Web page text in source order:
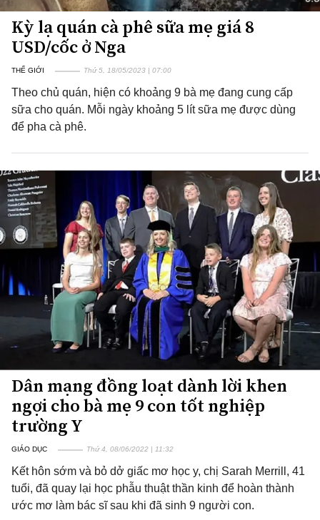
Kỳ lạ quán cà phê sữa mẹ giá 8
USD/cốc ở Nga
THẾ GIỚI Thứ 5, 18/05/2023 | 07:00
Theo chủ quán, hiện có khoảng 9 bà mẹ đang cung cấp
sữa cho quán. Mỗi ngày khoảng 5 lít sữa mẹ được dùng
để pha cà phê.
Dân mạng đồng loạt dành lời khen
ngợi cho bà mẹ 9 con tốt nghiệp
trường Y
GIÁO DỤC Thứ 4, 08/06/2022 | 11:32
Kết hôn sớm và bỏ dở giấc mơ học y, chị Sarah Merrill, 41
tuổi, đã quay lại học phẫu thuật thần kinh để hoàn thành
ước mơ làm bác sĩ sau khi đã sinh 9 người con.